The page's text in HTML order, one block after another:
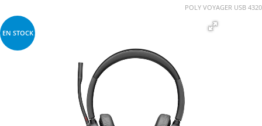
POLY VOYAGER USB 4320
EN STOCK